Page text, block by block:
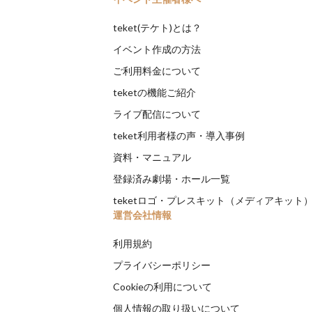
teket(テケト)とは？
イベント作成の方法
ご利用料金について
teketの機能ご紹介
ライブ配信について
teket利用者様の声・導入事例
資料・マニュアル
登録済み劇場・ホール一覧
teketロゴ・プレスキット（メディアキット）
運営会社情報
利用規約
プライバシーポリシー
Cookieの利用について
個人情報の取り扱いについて